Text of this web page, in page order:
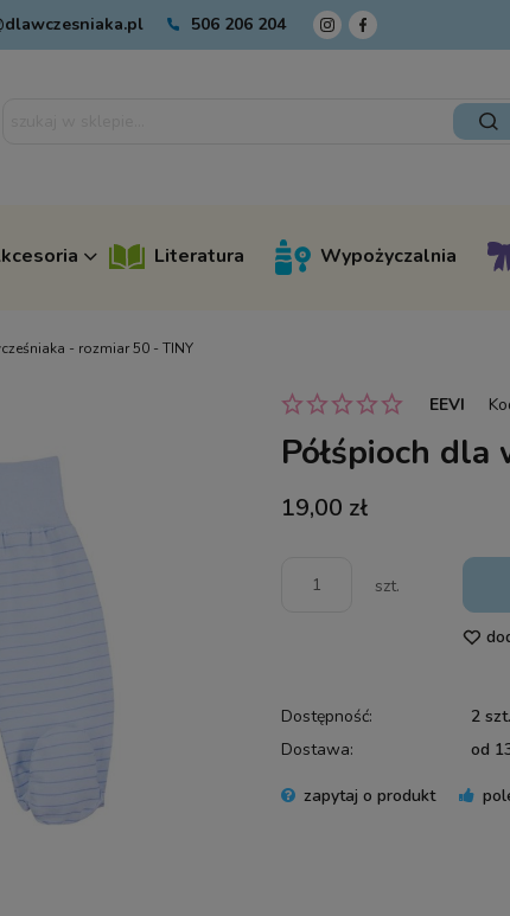
506 206 204
Literatura Wypożyczalnia
- rozmiar 50 - TINY
EEVI
Półśpioch
19,00 zł
szt.
Dostępność:
2 szt.
Dostawa:
od
zapytaj o produkt